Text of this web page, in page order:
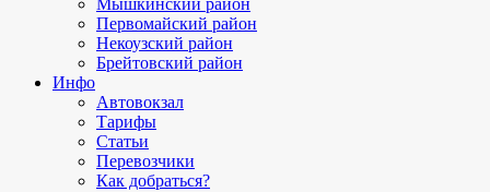
Мышкинский район
Первомайский район
Некоузский район
Брейтовский район
Инфо
Автовокзал
Тарифы
Статьи
Перевозчики
Как добраться?